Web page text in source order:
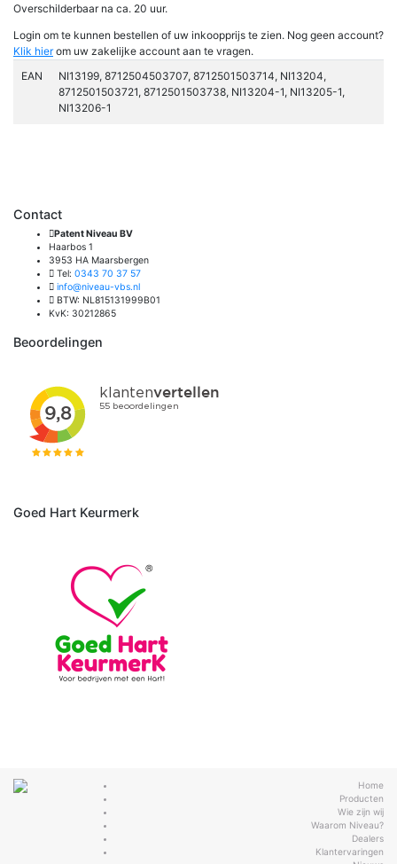
Overschilderbaar na ca. 20 uur.
Login om te kunnen bestellen of uw inkoopprijs te zien. Nog geen account?
Klik hierom uw zakelijke account aan te vragen.
EAN
NI13199, 8712504503707, 8712501503714, NI13204,
8712501503721, 8712501503738, NI13204-1, NI13205-1,
NI13206-1
Contact
Patent Niveau BV
Haarbos 1
3953 HA Maarsbergen
Tel: 0343 70 37 57
info@niveau-vbs.nl
BTW: NL815131999B01
KvK: 30212865
Beoordelingen
Goed Hart Keurmerk
Home
Producten
Wie zijn wij
Waarom Niveau?
Dealers
Klantervaringen